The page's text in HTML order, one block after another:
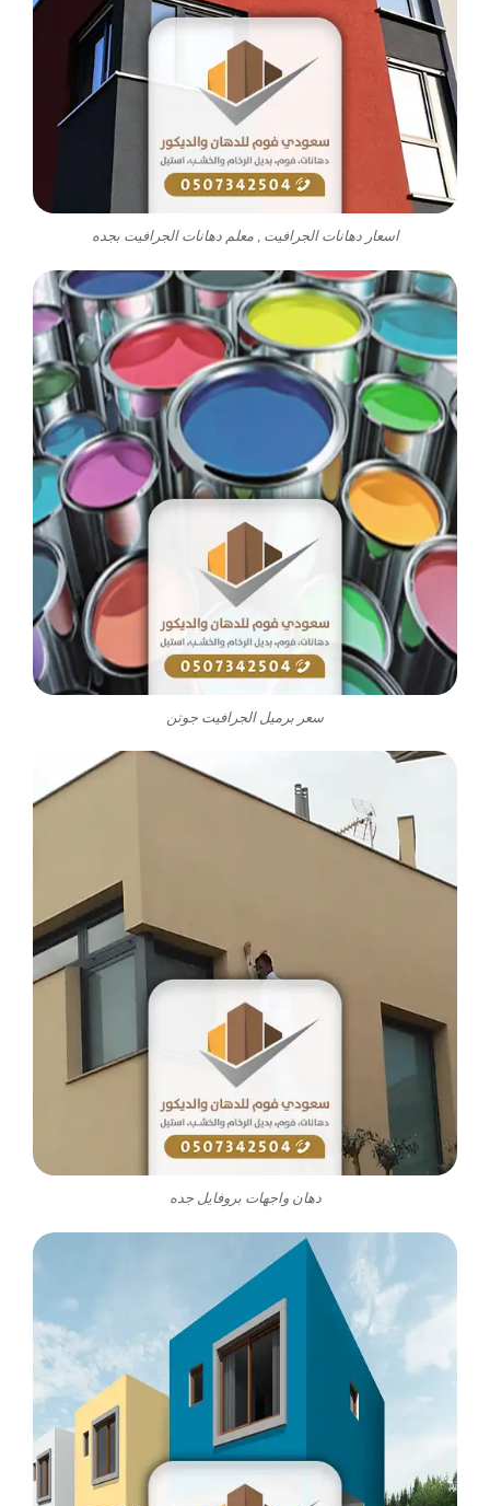
اسعار دهانات الجرافيت , معلم دهانات الجرافيت بجده
سعر برميل الجرافيت جوتن
دهان واجهات بروفايل جده